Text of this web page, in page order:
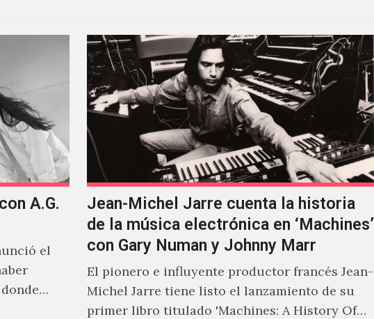
A.G.
el
Jean-Michel Jarre cuenta la historia
de la música electrónica en ‘Machines’
con Gary Numan y Johnny Marr
El pionero e influyente productor francés Jean-
Michel Jarre tiene listo el lanzamiento de su
primer libro titulado 'Machines: A History Of